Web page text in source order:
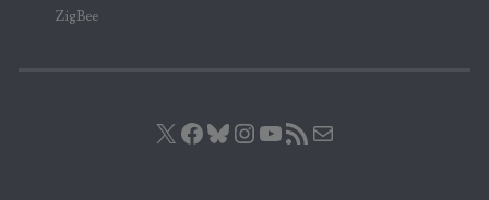
ZigBee
X Facebook
Bluesky
Instagram
YouTube
Flux RSS